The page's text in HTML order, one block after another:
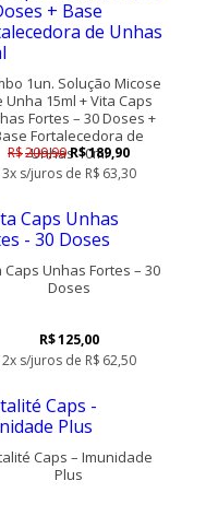
1un. Solução Micose
Unha 15ml + Vita Caps
Fortes – 30 Doses +
Fortalecedora de
Unhas 10ml
R$209,90O
preço
original
R$209,90.
R$189,90O
preço
atual
3x s/juros de R$ 63,30
Caps Unhas Fortes – 30
Doses
R$125,00
2x s/juros de R$ 62,50
Caps – Imunidade
Plus